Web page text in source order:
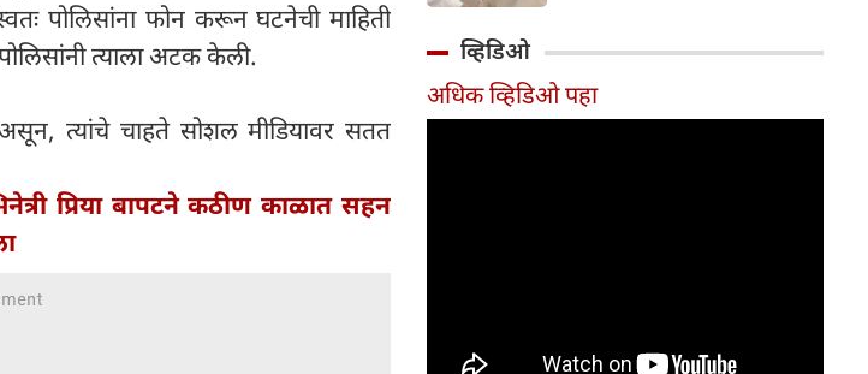
पोलिसांना फोन करून घटनेची माहिती
त्याला अटक केली.
त्यांचे चाहते सोशल मीडियावर सतत
प्रिया बापटने कठीण काळात सहन
की अभिनेता एकाच वेळी बिर्याणी
खात होता आणि केसांवर उपचार
सलमानला जेवताना आरशात स्वतःला
व्हिडिओ
अधिक व्हिडिओ पहा